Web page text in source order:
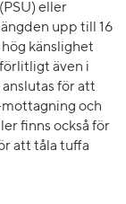
eller
upp till 16
känslighet
även i
för att
och
finns också för
att tåla tuffa